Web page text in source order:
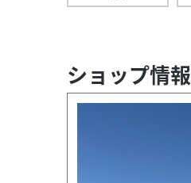
ショップ情報